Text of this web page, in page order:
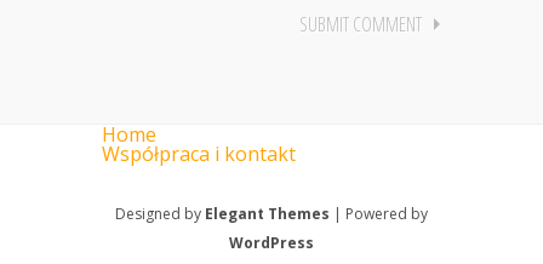
Home
Współpraca i kontakt
Designed by Elegant Themes | Powered by
WordPress